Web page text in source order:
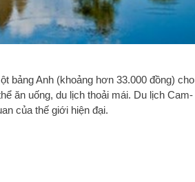
bảng Anh (khoảng hơn 33.000 đồng) cho
ăn uống, du lịch thoải mái. Du lịch Cam-
của thế giới hiện đại.